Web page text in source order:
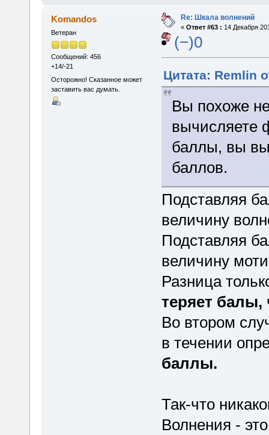
Komandos
Ветеран
Сообщений: 456
+14/-21
Осторожно! Сказанное может
заставить вас думать.
Re: Шкала волнений
« Ответ #63 : 14 Декабря
(−)0
Цитата: Remlin
Вы похоже
вычисляете
баллы, вы
баллов.
Подставляя
величину
Подставляя
величину
Разница
теряет балы,
Во втором
в течении
баллы.
Так-что
Волнения -